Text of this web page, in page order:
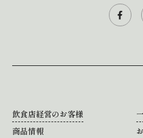
飲食店経営のお客様
商品情報